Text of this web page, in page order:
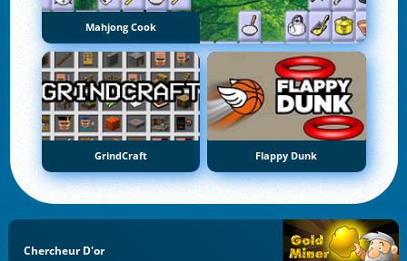
Mahjong Cook
GrindCraft Flappy Dunk
Chercheur D'or